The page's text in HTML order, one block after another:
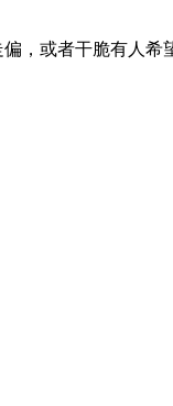
，或者干脆有人希